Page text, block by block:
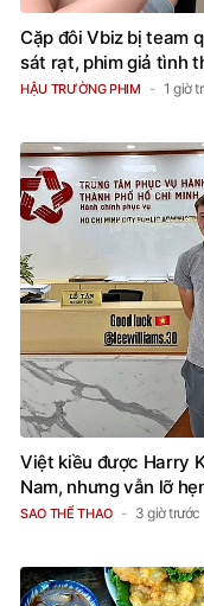
Cặp đôi Vbiz bị team
sát rạt, phim giả tình
HẬU TRƯỜNG PHIM 1 giờ
Việt kiều được Harry
Nam, nhưng vẫn lỡ
SAO THỂ THAO 3 giờ trước